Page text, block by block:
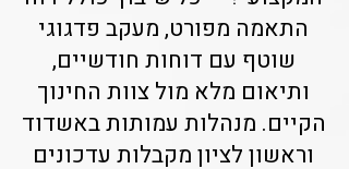
התאמה מפורט, מעקב פדגוגי
שוטף עם דוחות חודשיים,
ותיאום מלא מול צוות החינוך
הקיים. מנהלות עמותות באשדוד
וראשון לציון מקבלות עדכונים